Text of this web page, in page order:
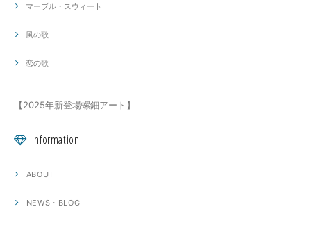
マーブル・スウィート
風の歌
恋の歌
【2025年新登場螺鈿アート】
Information
ABOUT
NEWS・BLOG